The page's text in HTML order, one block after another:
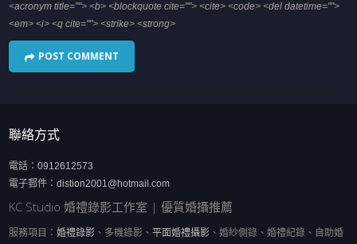
<acronym title=""> <b> <blockquote cite=""> <cite> <code> <del datetime="">
<em> <i> <q cite=""> <strike> <strong>
聯絡方式
電話：0912612573
電子郵件：distion2001@hotmail.com
KC Studio 婚禮錄影工作室 | 優質婚攝推薦
服務項目：婚禮錄影 、多機錄影、平面婚禮攝影 、婚紗側錄、婚禮紀錄、自助婚